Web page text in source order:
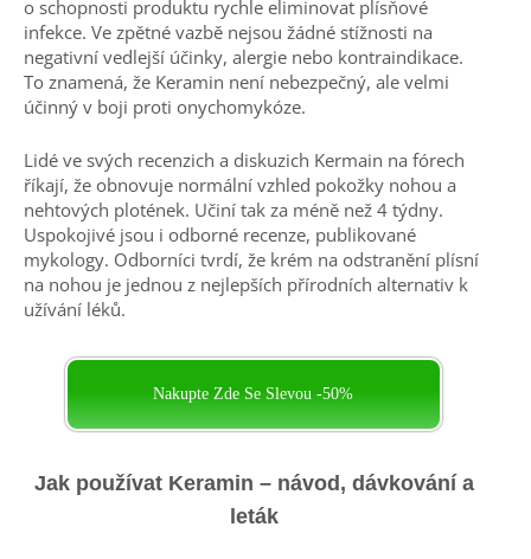
o schopnosti produktu rychle eliminovat plísňové
infekce. Ve zpětné vazbě nejsou žádné stížnosti na
negativní vedlejší účinky, alergie nebo kontraindikace.
To znamená, že Keramin není nebezpečný, ale velmi
účinný v boji proti onychomykóze.
Lidé ve svých recenzich a diskuzich Kermain na fórech
říkají, že obnovuje normální vzhled pokožky nohou a
nehtových plotének. Učiní tak za méně než 4 týdny.
Uspokojivé jsou i odborné recenze, publikované
mykology. Odborníci tvrdí, že krém na odstranění plísní
na nohou je jednou z nejlepších přírodních alternativ k
užívání léků.
Nakupte Zde Se Slevou -50%
Jak používat Keramin – návod, dávkování a
leták